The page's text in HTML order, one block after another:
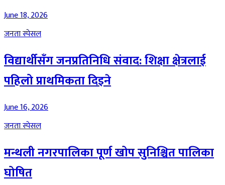
June 18, 2026
जनता स्पेसल
विद्यार्थीसँग जनप्रतिनिधि संवाद: शिक्षा क्षेत्रलाई
पहिलो प्राथमिकता दिइने
June 16, 2026
जनता स्पेसल
मन्थली नगरपालिका पूर्ण खोप सुनिश्चित पालिका
घोषित